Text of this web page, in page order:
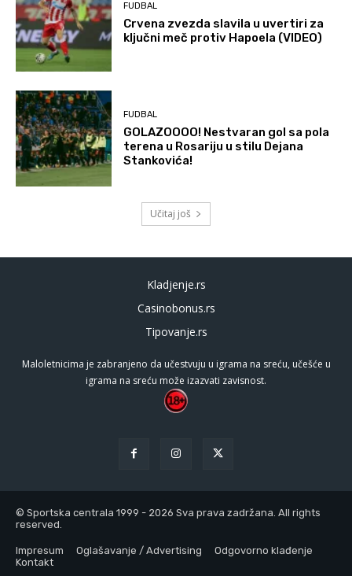
FUDBAL
Crvena zvezda slavila u uvertiri za
ključni meč protiv Hapoela (VIDEO)
FUDBAL
GOLAZOOOO! Nestvaran gol sa pola
terena u Rosariju u stilu Dejana
Stankovića!
Učitaj još
Kladjenje.rs
Casinobonus.rs
Tipovanje.rs
Maloletnicima je zabranjeno da učestvuju u igrama na sreću, učešće u
igrama na sreću može izazvati zavisnost.
© Sportska centrala 1999 - 2026 Sva prava zadržana. All rights
reserved.
Impresum Oglašavanje / Advertising
Odgovorno klađenje
Kontakt